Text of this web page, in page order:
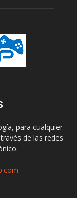
para cualquier
de las redes